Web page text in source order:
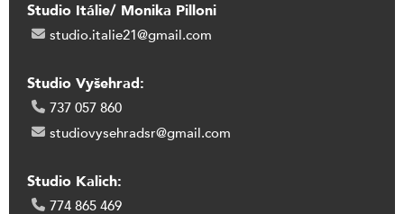
Studio Itálie/ Monika Pilloni
studio.italie21@gmail.com
Studio Vyšehrad:
737 057 860
studiovysehradsr@gmail.com
Studio Kalich:
774 865 469